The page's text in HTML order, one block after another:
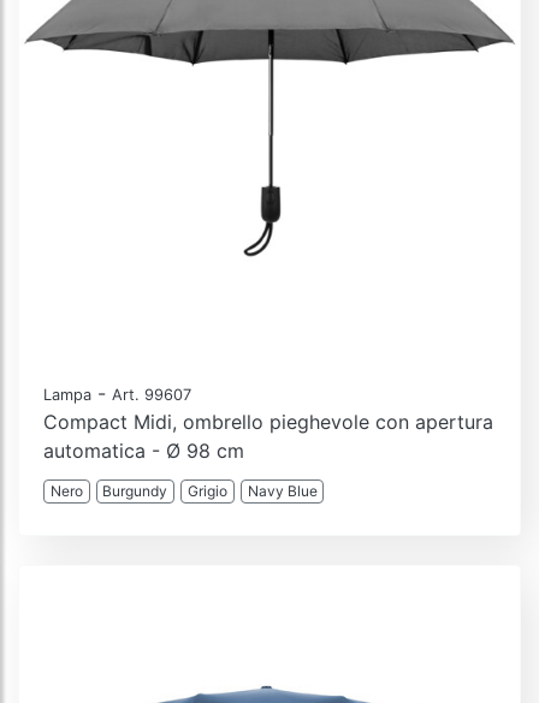
Lampa - Art. 99607
Compact Midi, ombrello pieghevole con apertura
automatica - Ø 98 cm
Nero Burgundy Grigio Navy Blue